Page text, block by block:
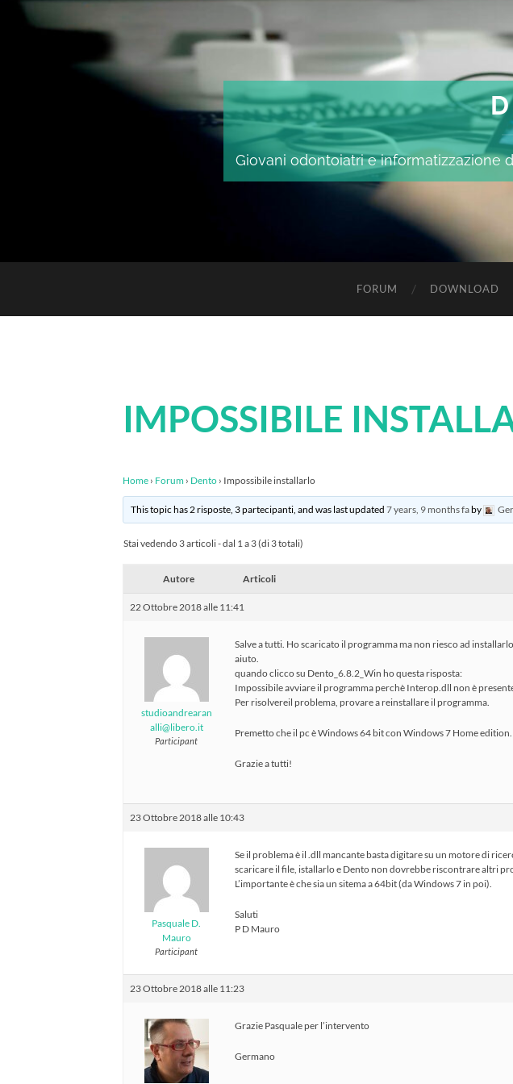
Giovani odontoiatri e informatizzazione
FORUM DOWNLOAD
IMPOSSIBILE
Home › Forum › Dento › Impossibile installarlo
This topic has 2 risposte, 3 partecipanti, and was last updated7 years, 9 months faby
Stai vedendo 3 articoli - dal 1 a 3 (di 3 totali)
Autore Articoli
22 Ottobre 2018 alle 11:41
studioandrearan
alli@libero.it
Participant
Salve a tutti. Ho scaricato il programma ma non riesco ad
aiuto.
quando clicco su Dento_6.8.2_Win ho questa risposta:
Impossibile avviare il programma perchè Interop.dll non è
Per risolvereil problema, provare a reinstallare il programma.
Premetto che il pc è Windows 64 bit con Windows 7 Home edition.
Grazie a tutti!
23 Ottobre 2018 alle 10:43
Pasquale D.
Mauro
Participant
Se il problema è il .dll mancante basta digitare su un motore di
scaricare il file, istallarlo e Dento non dovrebbe riscontrare altri
L’importante è che sia un sitema a 64bit (da Windows 7 in poi).
Saluti
P D Mauro
23 Ottobre 2018 alle 11:23
Grazie Pasquale per l’intervento
Germano